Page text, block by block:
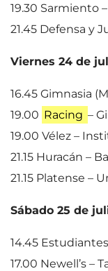
19.30 Sarmiento
21.45 Defensa y
Viernes 24 de
16.45 Gimnasia
19.00 Racing –
19.00 Vélez –
21.15 Huracán –
21.15 Platense –
Sábado 25 de
14.45
17.00 Newell’s –